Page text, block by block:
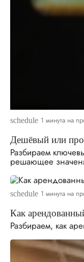
schedule 1 минута на
Дешёвый или
Разбираем
решающее
schedule 1 минута на
Как
Разбираем, как